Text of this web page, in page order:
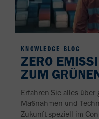
KNOWLEDGE BLOG
ZERO
ZUM
Erfahren Sie alles über
Maßnahmen und
Zukunft speziell im